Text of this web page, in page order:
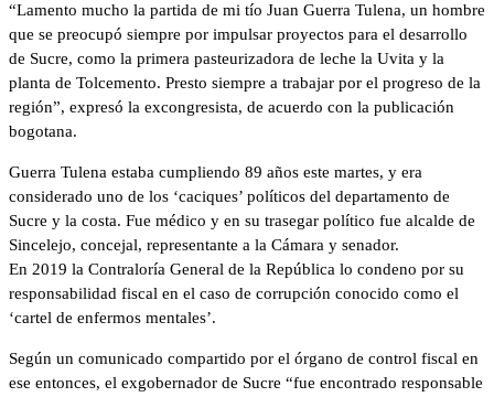
“Lamento mucho la partida de mi tío Juan Guerra Tulena, un hombre
que se preocupó siempre por impulsar proyectos para el desarrollo
de Sucre, como la primera pasteurizadora de leche la Uvita y la
planta de Tolcemento. Presto siempre a trabajar por el progreso de la
región”, expresó la excongresista, de acuerdo con la publicación
bogotana.
Guerra Tulena estaba cumpliendo 89 años este martes, y era
considerado uno de los ‘caciques’ políticos del departamento de
Sucre y la costa. Fue médico y en su trasegar político fue alcalde de
Sincelejo, concejal, representante a la Cámara y senador.
En 2019 la Contraloría General de la República lo condeno por su
responsabilidad fiscal en el caso de corrupción conocido como el
‘cartel de enfermos mentales’.
Según un comunicado compartido por el órgano de control fiscal en
ese entonces, el exgobernador de Sucre “fue encontrado responsable